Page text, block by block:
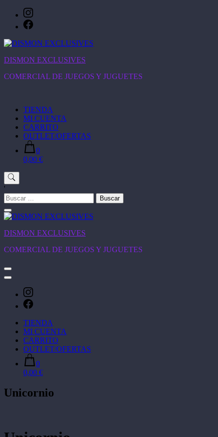
contenido
DISMON EXCLUSIVES
COMERCIAL DE JUEGOS Y JUGUETES
TIENDA
MI CUENTA
CARRITO
OUTLET/OFERTAS
0
0,00 €
'
Buscar:
DISMON EXCLUSIVES
COMERCIAL DE JUEGOS Y JUGUETES
TIENDA
MI CUENTA
CARRITO
OUTLET/OFERTAS
0
0,00 €
Unicornio